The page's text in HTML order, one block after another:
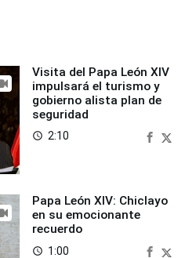
Visita del Papa León XIV
impulsará el turismo y
gobierno alista plan de
seguridad
access_time 2:10
Papa León XIV: Chiclayo
en su emocionante
recuerdo
access_time 1:00